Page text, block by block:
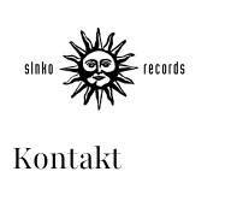
Kontakt